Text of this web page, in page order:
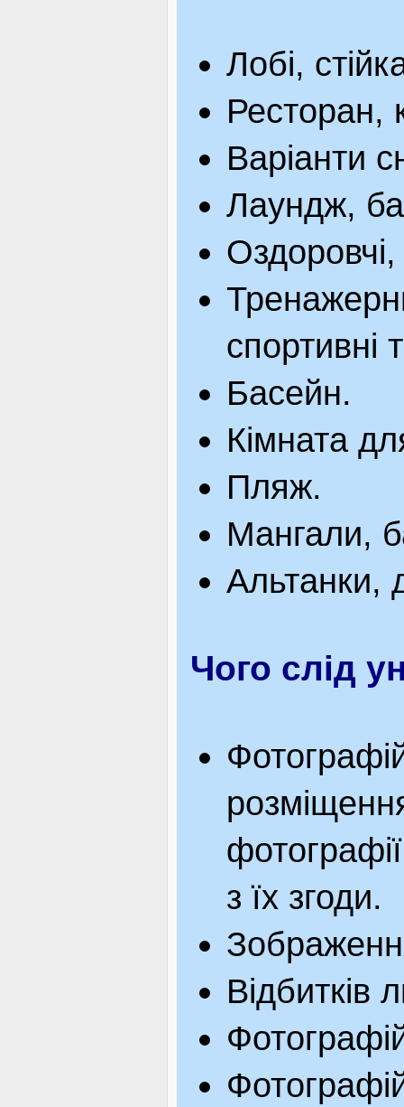
Лобі,
Ресторан,
Варіанти
Лаундж,
спортивні
Басейн.
Кімната
Пляж.
Мангали,
Альтанки,
Чого слід
з їх згоди.
Відбитків